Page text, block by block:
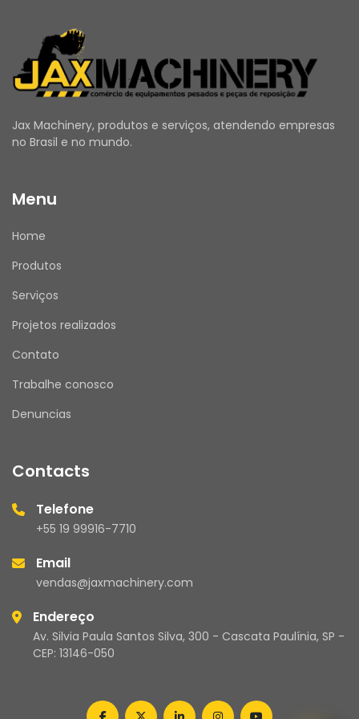
ANTES DE COMPRAR
para esclarecer todas as suas dúvidas.
Emitimos Nota Fiscal para todas as vendas.
APÓS A COMPRA
Assim que receber o produto, por favor, avalie
sua experiência de compra conosco. Sua
opinião é muito importante!
Nosso horário de atendimento é de segunda a
Mensagens enviadas fora desse horário serão
respondidas no próximo dia útil.
JAX MACHINERY – Brasil
Compromisso com qualidade e atendimento
de excelência.
Jax Machinery, produtos e serviços, atendendo empresas
no Brasil e no mundo.
Menu
Home
Produtos
Serviços
Projetos realizados
Contato
Trabalhe conosco
Denuncias
Contacts
Telefone
+55 19 99916-7710
Email
vendas@jaxmachinery.com
Endereço
Av. Silvia Paula Santos Silva, 300 - Cascata Paulínia, SP -
CEP: 13146-050